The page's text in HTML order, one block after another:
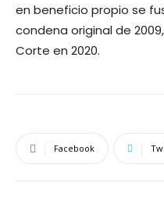
en beneficio propio se
condena original de
Corte en 2020.
Facebook